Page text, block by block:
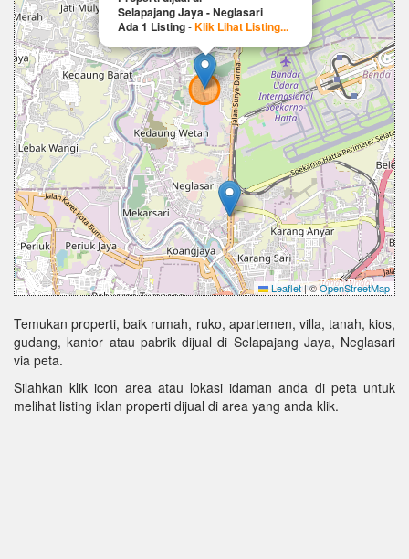
Selapajang Jaya - Neglasari
Ada 1 Listing-Klik Lihat Listing...
Leaflet|©OpenStreetMap
Temukan properti, baik rumah, ruko, apartemen, villa, tanah, kios,
gudang, kantor atau pabrik dijual di Selapajang Jaya, Neglasari
via peta.
Silahkan klik icon area atau lokasi idaman anda di peta untuk
melihat listing iklan properti dijual di area yang anda klik.